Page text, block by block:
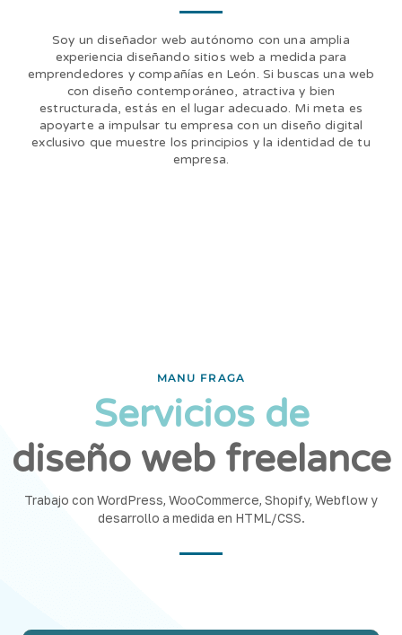
Soy un diseñador web autónomo con una amplia
experiencia diseñando sitios web a medida para
emprendedores y compañías en León. Si buscas una web
con diseño contemporáneo, atractiva y bien
estructurada, estás en el lugar adecuado. Mi meta es
apoyarte a impulsar tu empresa con un diseño digital
exclusivo que muestre los principios y la identidad de tu
empresa.
MANU FRAGA
Servicios de
diseño web freelance
Trabajo con WordPress, WooCommerce, Shopify, Webflow y
desarrollo a medida en HTML/CSS.